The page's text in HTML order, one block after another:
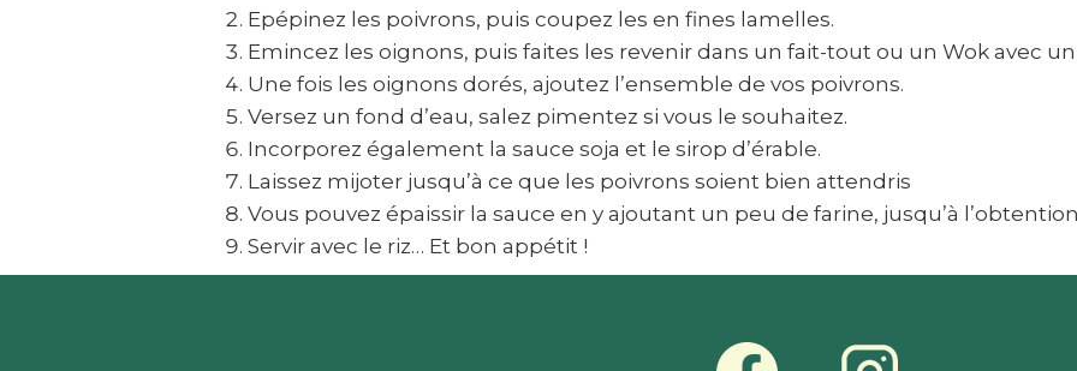
Epépinez les poivrons, puis coupez les en fines lamelles.
Emincez les oignons, puis faites les revenir dans un fait-tout ou un Wok avec un
Une fois les oignons dorés, ajoutez l’ensemble de vos poivrons.
Versez un fond d’eau, salez pimentez si vous le souhaitez.
Incorporez également la sauce soja et le sirop d’érable.
Laissez mijoter jusqu’à ce que les poivrons soient bien attendris
Vous pouvez épaissir la sauce en y ajoutant un peu de farine, jusqu’à
Servir avec le riz… Et bon appétit !